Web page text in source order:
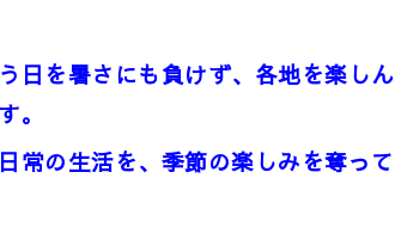
日を暑さにも負けず、 各地を楽しん
。
常の生活を、 季節の楽しみを奪って